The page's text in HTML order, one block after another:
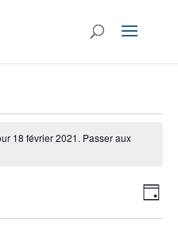
18 février 2021. Passer aux
par
de
Jour